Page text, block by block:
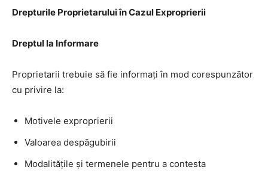
Drepturile Proprietarului în Cazul Exproprierii
Dreptul la Informare
Proprietarii trebuie să fie informați în mod corespunzător
cu privire la:
Motivele exproprierii
Valoarea despăgubirii
Modalitățile și termenele pentru a contesta